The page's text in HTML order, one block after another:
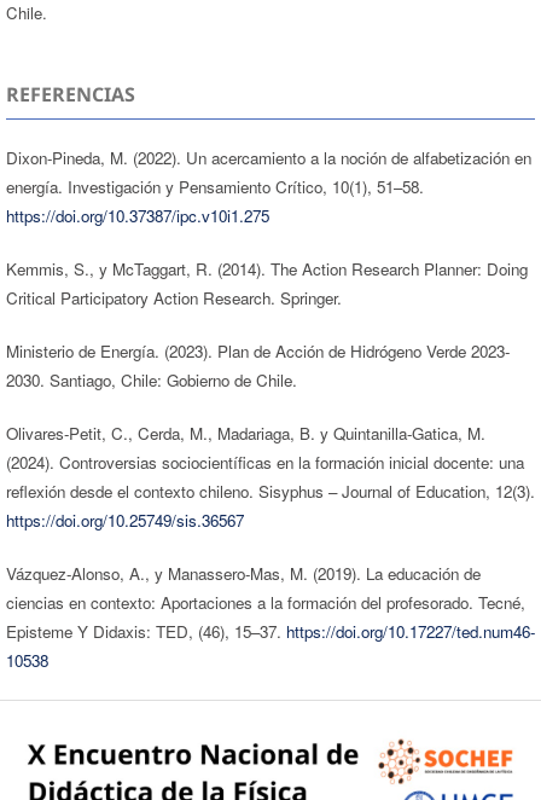
Chile.
REFERENCIAS
Dixon-Pineda, M. (2022). Un acercamiento a la noción de alfabetización en
energía. Investigación y Pensamiento Crítico, 10(1), 51–58.
https://doi.org/10.37387/ipc.v10i1.275
Kemmis, S., y McTaggart, R. (2014). The Action Research Planner: Doing
Critical Participatory Action Research. Springer.
Ministerio de Energía. (2023). Plan de Acción de Hidrógeno Verde 2023-
2030. Santiago, Chile: Gobierno de Chile.
Olivares-Petit, C., Cerda, M., Madariaga, B. y Quintanilla-Gatica, M.
(2024). Controversias sociocientíficas en la formación inicial docente: una
reflexión desde el contexto chileno. Sisyphus – Journal of Education, 12(3).
https://doi.org/10.25749/sis.36567
Vázquez-Alonso, A., y Manassero-Mas, M. (2019). La educación de
ciencias en contexto: Aportaciones a la formación del profesorado. Tecné,
Episteme Y Didaxis: TED, (46), 15–37. https://doi.org/10.17227/ted.num46-
10538